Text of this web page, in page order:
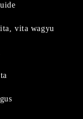
vita wagyu